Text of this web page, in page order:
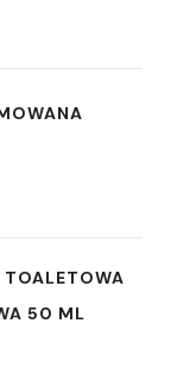
TOALETOWA
50 ML